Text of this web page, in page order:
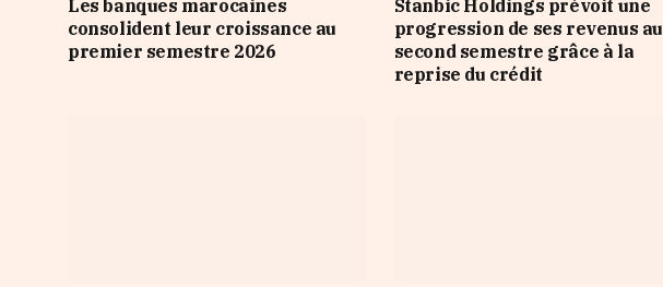
Les banques marocaines
consolident leur croissance au
premier semestre 2026
Stanbic Holdings prévoit une
progression de ses revenus au
second semestre grâce à la
reprise du crédit